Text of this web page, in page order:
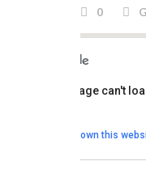
0
De
This page can't
Do you own this